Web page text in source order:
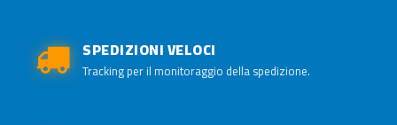
SPEDIZIONI VELOCI
Tracking per il monitoraggio della spedizione.